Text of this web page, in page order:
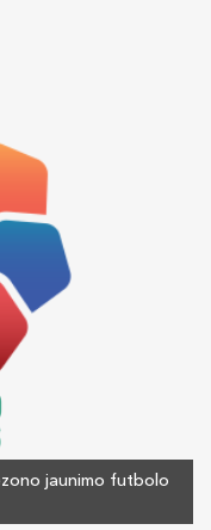
jaunimo futbolo